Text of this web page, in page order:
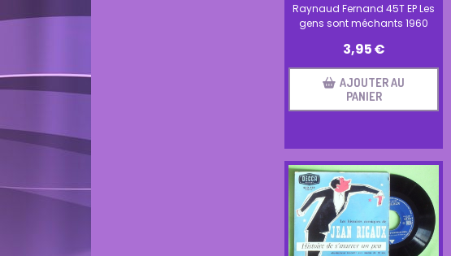
Raynaud Fernand 45T EP Les
gens sont méchants 1960
3,95€
AJOUTER AU
PANIER